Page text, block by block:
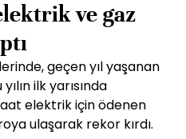
ve gaz
geçen yıl yaşanan
ilk yarısında
elektrik için ödenen
ulaşarak rekor kırdı.